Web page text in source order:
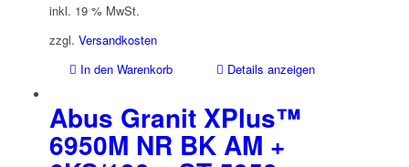
inkl. 19 % MwSt.
zzgl. Versandkosten
In den Warenkorb
Details anzeigen
Abus Granit XPlus™
6950M NR BK AM +